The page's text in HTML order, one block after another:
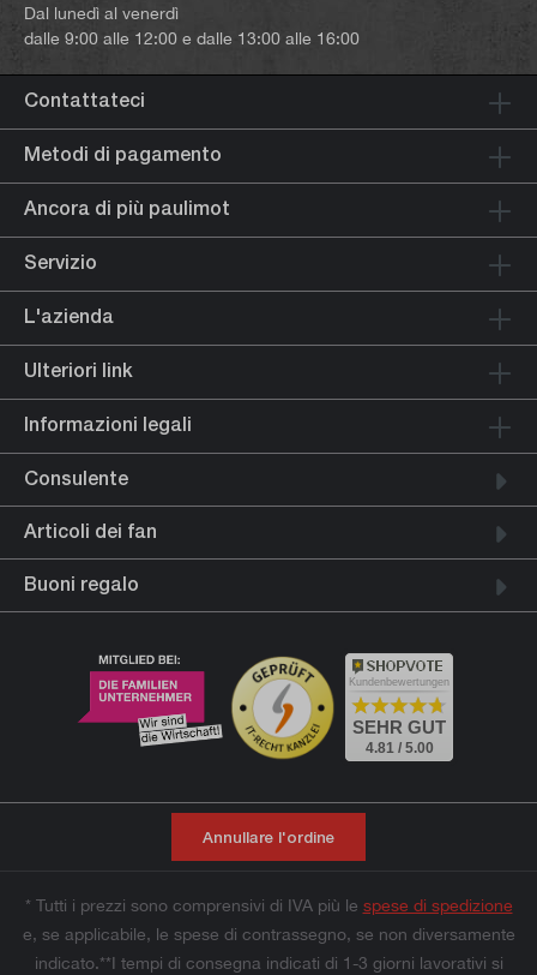
Dal lunedì al venerdì
dalle 9:00 alle 12:00 e dalle 13:00 alle 16:00
Contattateci
Metodi di pagamento
Ancora di più paulimot
Servizio
L'azienda
Ulteriori link
Informazioni legali
Consulente
Articoli dei fan
Buoni regalo
Kundenbewertungen
SEHR GUT
4.81 / 5.00
Annullare l'ordine
* Tutti i prezzi sono comprensivi di IVA più le spese di spedizione
e, se applicabile, le spese di contrassegno, se non diversamente
indicato.**I tempi di consegna indicati di 1-3 giorni lavorativi si